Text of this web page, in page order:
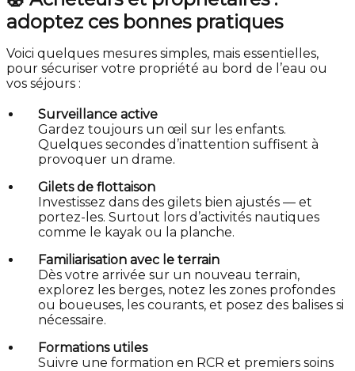
adoptez ces bonnes pratiques
Voici quelques mesures simples, mais essentielles,
pour sécuriser votre propriété au bord de l’eau ou
vos séjours :
Surveillance active
Gardez toujours un œil sur les enfants.
Quelques secondes d’inattention suffisent à
provoquer un drame.
Gilets de flottaison
Investissez dans des gilets bien ajustés — et
portez-les. Surtout lors d’activités nautiques
comme le kayak ou la planche.
Familiarisation avec le terrain
Dès votre arrivée sur un nouveau terrain,
explorez les berges, notez les zones profondes
ou boueuses, les courants, et posez des balises si
nécessaire.
Formations utiles
Suivre une formation en RCR et premiers soins